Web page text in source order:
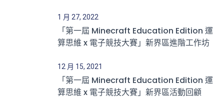
1 月 27, 2022
「第一屆 Minecraft Education Edition 運
算思維 x 電子競技大賽」新界區進階工作坊
12 月 15, 2021
「第一屆 Minecraft Education Edition 運
算思維 x 電子競技大賽」新界區活動回顧